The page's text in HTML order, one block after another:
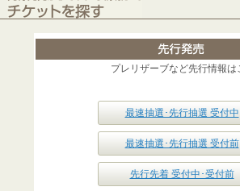
プレリザーブなど先行情報は
最速抽選･先行抽選 受付中
最速抽選･先行抽選 受付前
先行先着 受付中･受付前